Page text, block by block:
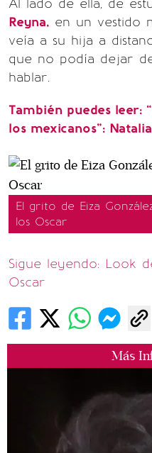
Más
Al lado de ella, de
Reyna, en un vestido
veía a su hija a
que no podía dejar
hablar.
También puedes leer:
los mexicanos”:
El grito de Eiza
los Oscar
Sigue leyendo: Look
Oscar